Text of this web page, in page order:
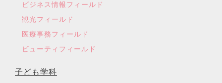
ビジネス情報フィールド
観光フィールド
医療事務フィールド
ビューティフィールド
子ども学科